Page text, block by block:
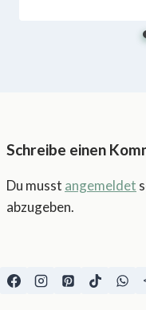
Schreibe einen
Du musst angemeldet
abzugeben.